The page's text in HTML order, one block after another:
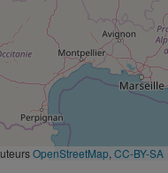
OpenStreetMap CC-BY-SA
Complément
alimentaire
Assurance emprunteur
électroménager -
Mutuelle